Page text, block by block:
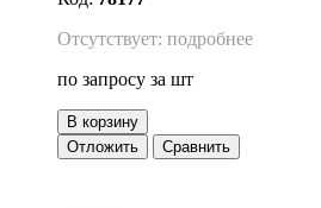
Отсутствует: подробнее
по запросу за шт
В корзину
Отложить
Сравнить